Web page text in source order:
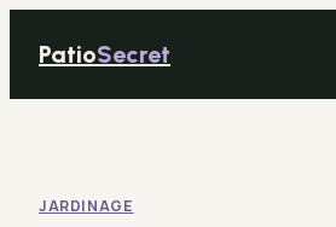
PatioSecret
Bricolage
JARDINAGE